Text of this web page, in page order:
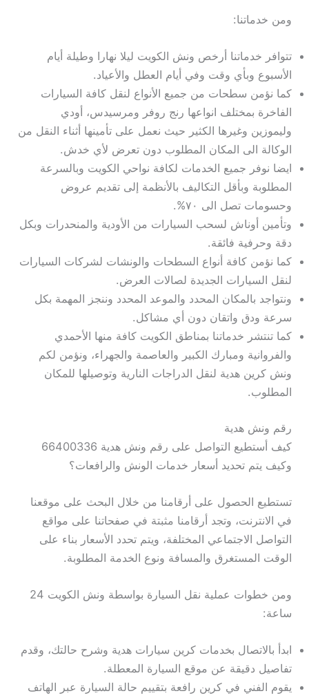
ومن خدماتنا:
تتوافر خدماتنا أرخص ونش الكويت ليلا نهارا وطيلة أيام
الأسبوع وبأي وقت وفي أيام العطل والأعياد.
كما نؤمن سطحات من جميع الأنواع لنقل كافة السيارات
الفاخرة بمختلف انواعها رنج روفر ومرسيدس، أودي
وليموزين وغيرها الكثير حيث نعمل على تأمينها أثناء النقل من
الوكالة الى المكان المطلوب دون تعرض لأي خدش.
ايضا نوفر جميع الخدمات لكافة نواحي الكويت وبالسرعة
المطلوبة وبأقل التكاليف بالأنظمة إلى تقديم عروض
وحسومات تصل الى ٧٠%.
وتأمين أوناش لسحب السيارات من الأودية والمنحدرات وبكل
دقة وحرفية فائقة.
كما نؤمن كافة أنواع السطحات والونشات لشركات السيارات
لنقل السيارات الجديدة لصالات العرض.
ونتواجد بالمكان المحدد والموعد المحدد وننجز المهمة بكل
سرعة ودق واتقان دون أي مشاكل.
كما تنتشر خدماتنا بمناطق الكويت كافة منها الأحمدي
والفروانية ومبارك الكبير والعاصمة والجهراء، ونؤمن لكم
ونش كرين هدية لنقل الدراجات النارية وتوصيلها للمكان
المطلوب.
رقم ونش هدية
كيف أستطيع التواصل على رقم ونش هدية 66400336
وكيف يتم تحديد أسعار خدمات الونش والرافعات؟
تستطيع الحصول على أرقامنا من خلال البحث على موقعنا
في الانترنت، وتجد أرقامنا مثبتة في صفحاتنا على مواقع
التواصل الاجتماعي المختلفة، ويتم تحدد الأسعار بناء على
الوقت المستغرق والمسافة ونوع الخدمة المطلوبة.
ومن خطوات عملية نقل السيارة بواسطة ونش الكويت 24
ساعة:
ابدأ بالاتصال بخدمات كرين سيارات هدية وشرح حالتك، وقدم
تفاصيل دقيقة عن موقع السيارة المعطلة.
يقوم الفني في كرين رافعة بتقييم حالة السيارة عبر الهاتف